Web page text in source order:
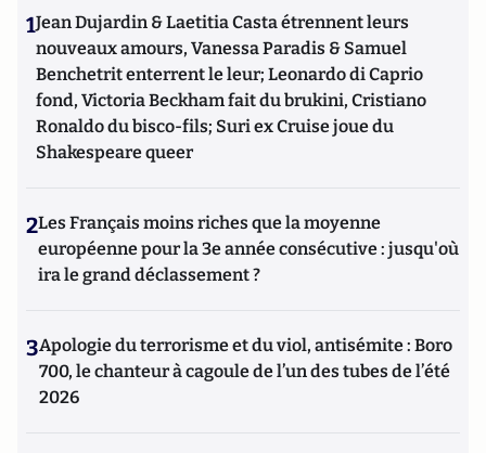
1Jean Dujardin & Laetitia Casta étrennent leurs
nouveaux amours, Vanessa Paradis & Samuel
Benchetrit enterrent le leur; Leonardo di Caprio
fond, Victoria Beckham fait du brukini, Cristiano
Ronaldo du bisco-fils; Suri ex Cruise joue du
Shakespeare queer
2Les Français moins riches que la moyenne
européenne pour la 3e année consécutive : jusqu'où
ira le grand déclassement ?
3Apologie du terrorisme et du viol, antisémite : Boro
700, le chanteur à cagoule de l’un des tubes de l’été
2026